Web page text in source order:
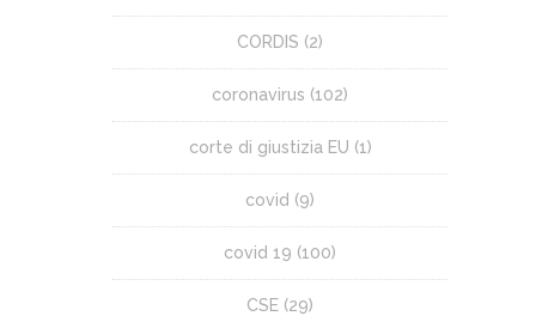
CORDIS (2)
coronavirus (102)
corte di giustizia EU (1)
covid (9)
covid 19 (100)
CSE (29)